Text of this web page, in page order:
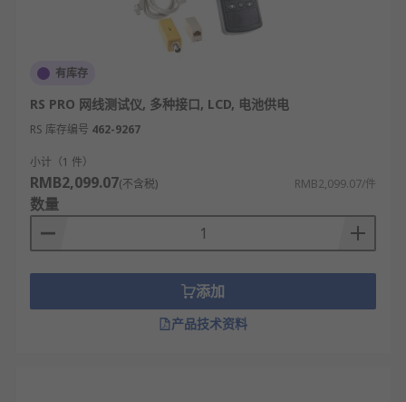
有库存
RS PRO 网线测试仪, 多种接口, LCD, 电池供电
RS 库存编号 462-9267
小计（1 件）
RMB2,099.07(不含税) RMB2,099.07/件
数量
添加
产品技术资料